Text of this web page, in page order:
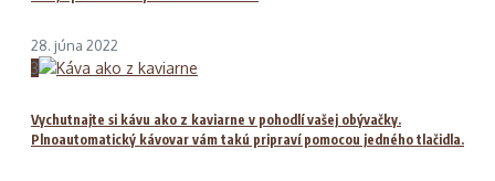
28. júna 2022
3
Vychutnajte si kávu ako z kaviarne v pohodlí vašej obývačky.
Plnoautomatický kávovar vám takú pripraví pomocou jedného tlačidla.